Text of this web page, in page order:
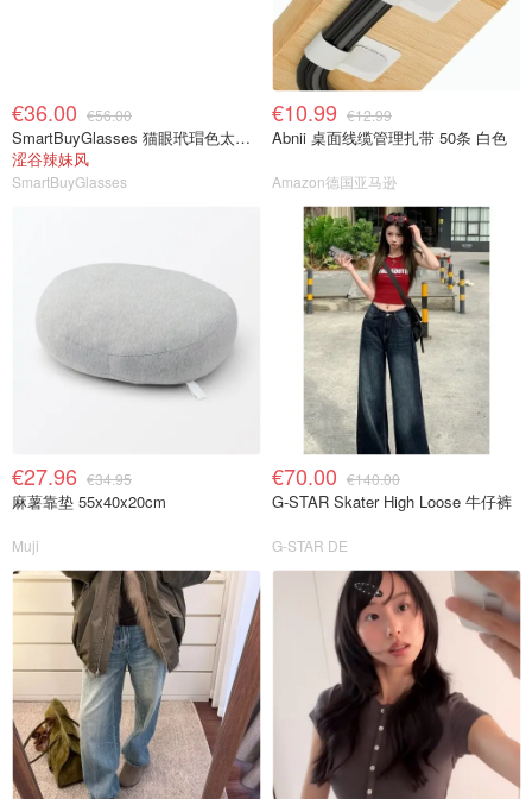
€36.00 €56.00
SmartBuyGlasses 猫眼玳瑁色太阳镜
涩谷辣妹风
SmartBuyGlasses
€10.99 €12.99
Abnii 桌面线缆管理扎带 50条 白色
Amazon德国亚马逊
€27.96 €34.95
麻薯靠垫 55x40x20cm
Muji
€70.00 €140.00
G-STAR Skater High Loose 牛仔裤
G-STAR DE